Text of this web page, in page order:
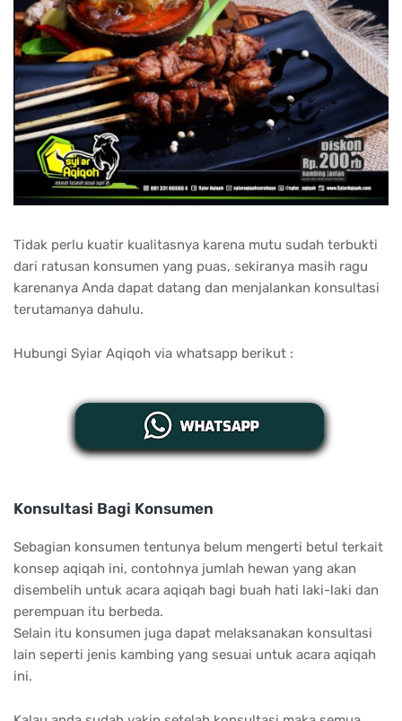
Tidak perlu kuatir kualitasnya karena mutu sudah terbukti
dari ratusan konsumen yang puas, sekiranya masih ragu
karenanya Anda dapat datang dan menjalankan konsultasi
terutamanya dahulu.
Hubungi Syiar Aqiqoh via whatsapp berikut :
Konsultasi Bagi Konsumen
Sebagian konsumen tentunya belum mengerti betul terkait
konsep aqiqah ini, contohnya jumlah hewan yang akan
disembelih untuk acara aqiqah bagi buah hati laki-laki dan
perempuan itu berbeda.
Selain itu konsumen juga dapat melaksanakan konsultasi
lain seperti jenis kambing yang sesuai untuk acara aqiqah
ini.